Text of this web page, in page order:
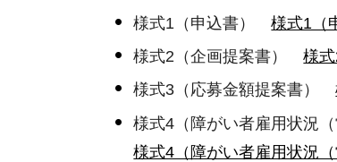
様式1（申込書）様式1（
様式2（企画提案書）様
様式3（応募金額提案書）
様式4（障がい者雇用状況
様式4（障がい者雇用状況